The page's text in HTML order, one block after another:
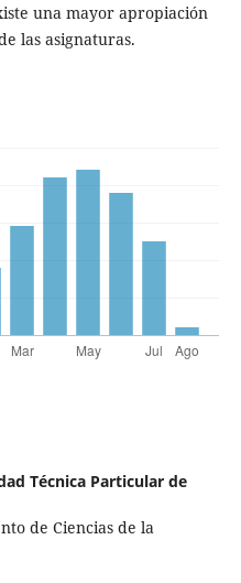
una mayor apropiación
las asignaturas.
Técnica Particular de
de Ciencias de la